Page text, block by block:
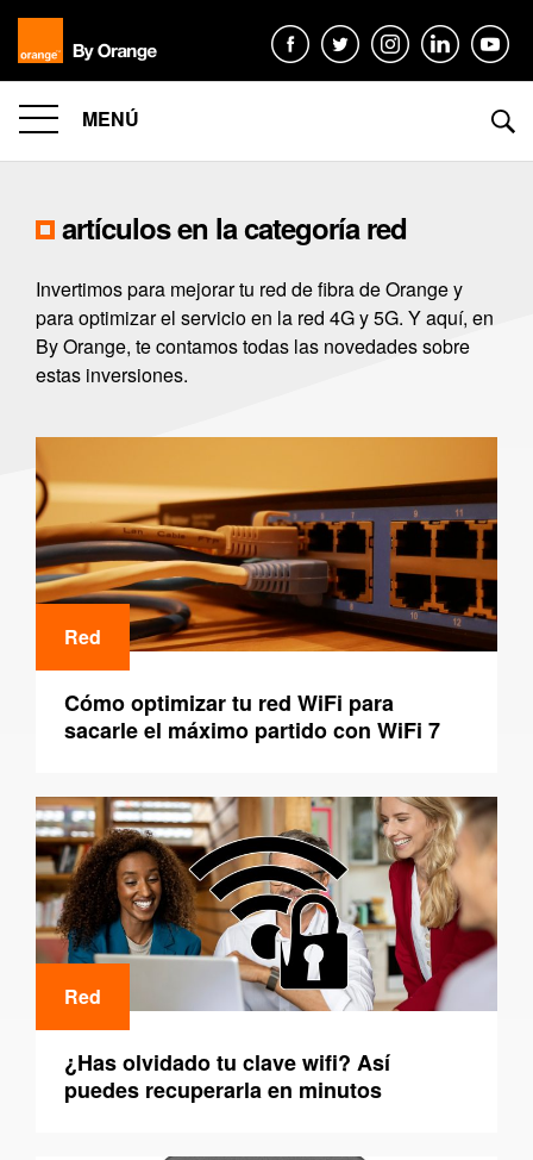
MENÚ
artículos en la categoríared
Invertimos para mejorar tu red de fibra de Orange y
para optimizar el servicio en la red 4G y 5G. Y aquí, en
By Orange, te contamos todas las novedades sobre
estas inversiones.
Red
Cómo optimizar tu red WiFi para
sacarle el máximo partido con WiFi 7
Red
¿Has olvidado tu clave wifi? Así
puedes recuperarla en minutos